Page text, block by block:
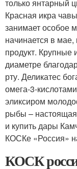
только янтарный
Красная икра
занимает особое
начинается в
продукт. Крупные
диаметре
рту. Деликатес
омега-3-
эликсиром
рыбы – настоящая
и купить дары
КОСКе «Россия»
КОСК